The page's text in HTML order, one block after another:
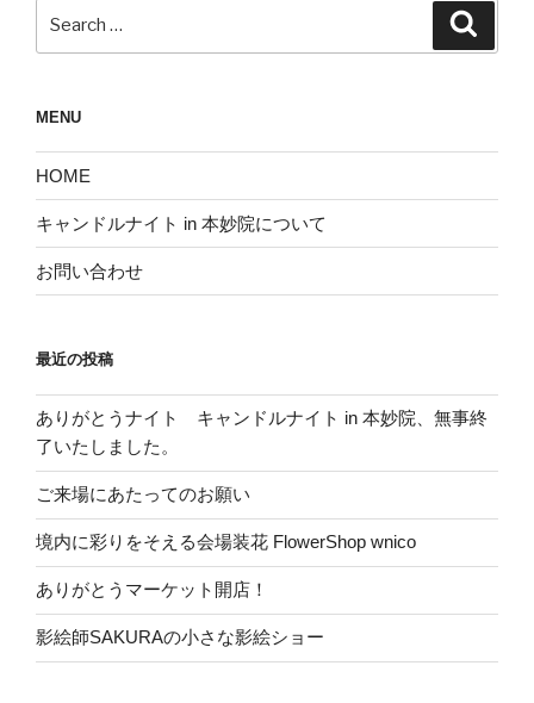
MENU
HOME
キャンドルナイト in 本妙院について
お問い合わせ
最近の投稿
ありがとうナイト キャンドルナイト in 本妙院、無事終
了いたしました。
ご来場にあたってのお願い
境内に彩りをそえる会場装花 FlowerShop wnico
ありがとうマーケット開店！
影絵師SAKURAの小さな影絵ショー